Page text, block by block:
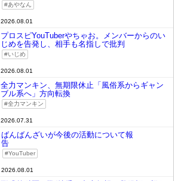
あやなん
2026.08.01
プロスピYouTuberやちゃお。メンバーからのい
じめを告発し、相手も名指しで批判
いじめ
2026.08.01
全力マンキン、無期限休止「風俗系からギャン
ブル系へ」方向転換
全力マンキン
2026.07.31
ばんばんざいが今後の活動について報
告
YouTuber
2026.08.01